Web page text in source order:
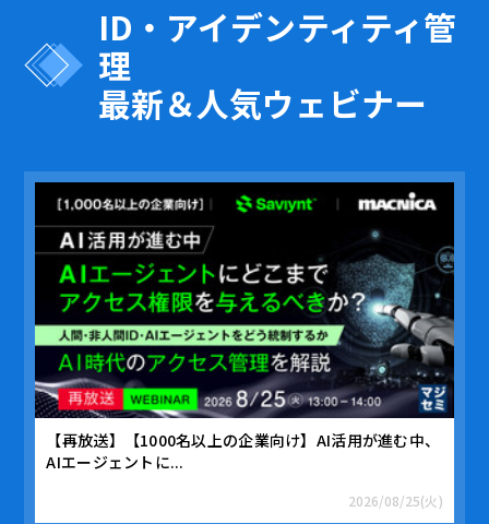
ID・アイデンティティ管
理
最新＆人気ウェビナー
【再放送】【1000名以上の企業向け】AI活用が進む中、
AIエージェントに...
2026/08/25(火)